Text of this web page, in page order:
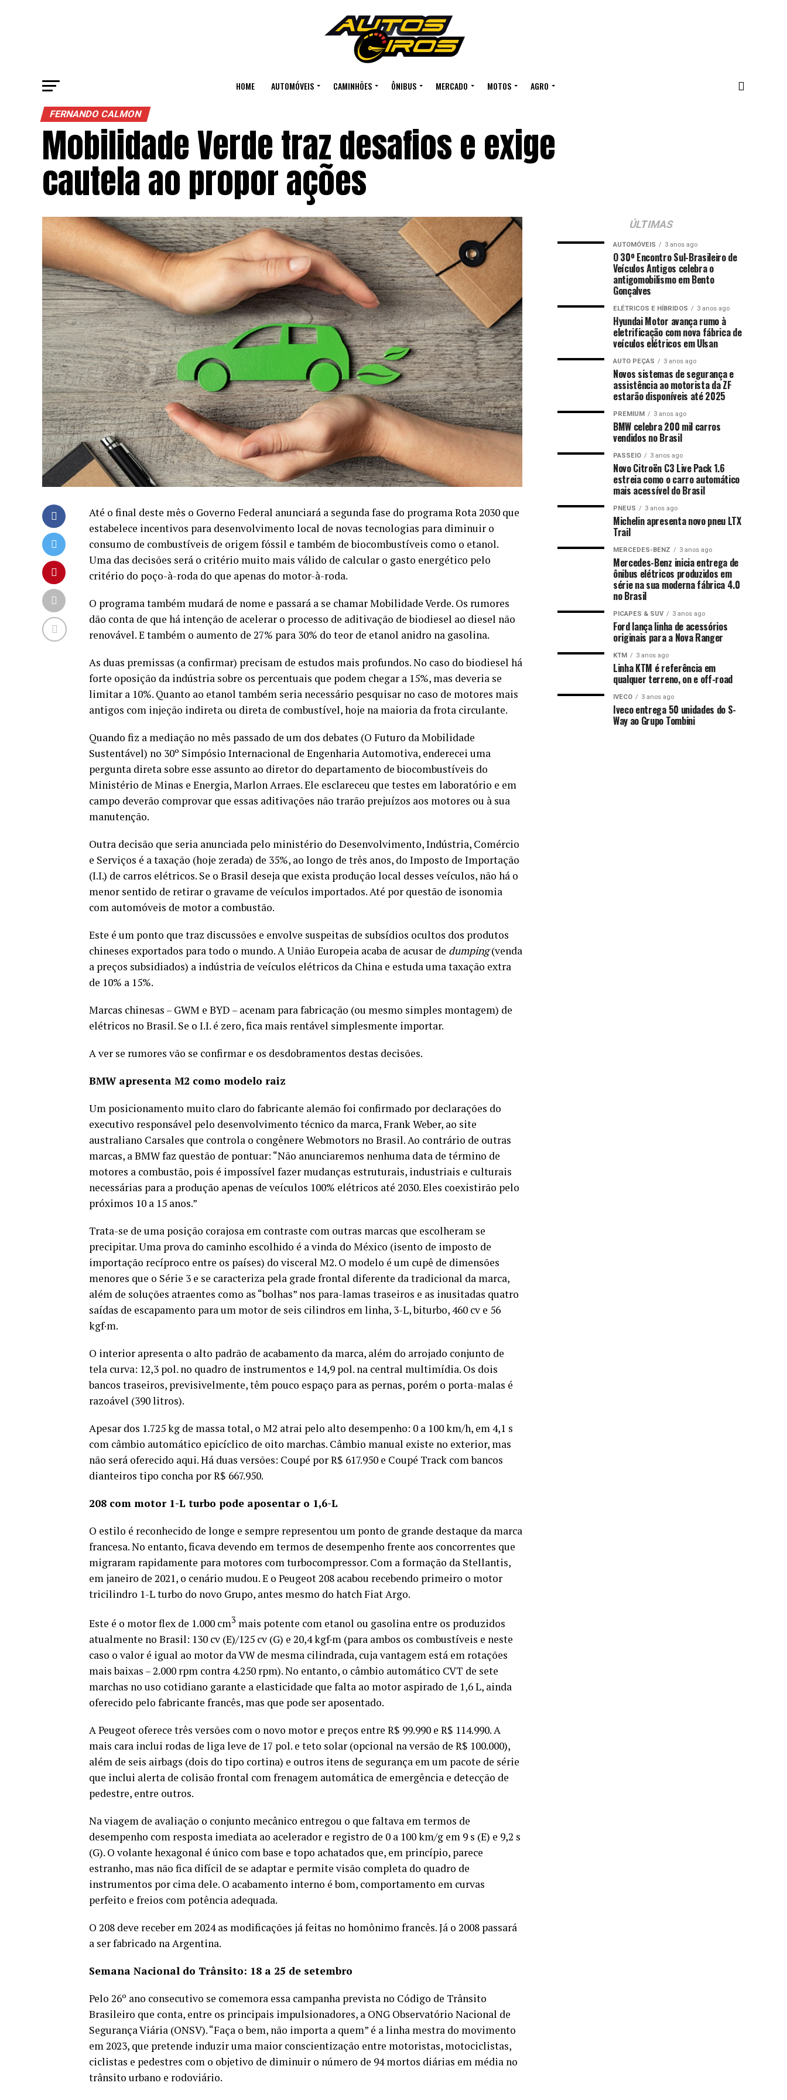
HOME AUTOMÓVEIS CAMINHÕES ÔNIBUS MERCADO MOTOS AGRO
FERNANDO CALMON
Mobilidade Verde traz desafios e exige
cautela ao propor ações
Até o final deste mês o Governo Federal anunciará a segunda fase do programa Rota 2030 que
estabelece incentivos para desenvolvimento local de novas tecnologias para diminuir o
consumo de combustíveis de origem fóssil e também de biocombustíveis como o etanol.
Uma das decisões será o critério muito mais válido de calcular o gasto energético pelo
critério do poço-à-roda do que apenas do motor-à-roda.
O programa também mudará de nome e passará a se chamar Mobilidade Verde. Os rumores
dão conta de que há intenção de acelerar o processo de aditivação de biodiesel ao diesel não
renovável. E também o aumento de 27% para 30% do teor de etanol anidro na gasolina.
As duas premissas (a confirmar) precisam de estudos mais profundos. No caso do biodiesel há
forte oposição da indústria sobre os percentuais que podem chegar a 15%, mas deveria se
limitar a 10%. Quanto ao etanol também seria necessário pesquisar no caso de motores mais
antigos com injeção indireta ou direta de combustível, hoje na maioria da frota circulante.
Quando fiz a mediação no mês passado de um dos debates (O Futuro da Mobilidade
Sustentável) no 30º Simpósio Internacional de Engenharia Automotiva, enderecei uma
pergunta direta sobre esse assunto ao diretor do departamento de biocombustíveis do
Ministério de Minas e Energia, Marlon Arraes. Ele esclareceu que testes em laboratório e em
campo deverão comprovar que essas aditivações não trarão prejuízos aos motores ou à sua
manutenção.
Outra decisão que seria anunciada pelo ministério do Desenvolvimento, Indústria, Comércio
e Serviços é a taxação (hoje zerada) de 35%, ao longo de três anos, do Imposto de Importação
(I.I.) de carros elétricos. Se o Brasil deseja que exista produção local desses veículos, não há o
menor sentido de retirar o gravame de veículos importados. Até por questão de isonomia
com automóveis de motor a combustão.
Este é um ponto que traz discussões e envolve suspeitas de subsídios ocultos dos produtos
chineses exportados para todo o mundo. A União Europeia acaba de acusar de dumping(venda
a preços subsidiados) a indústria de veículos elétricos da China e estuda uma taxação extra
de 10% a 15%.
Marcas chinesas – GWM e BYD – acenam para fabricação (ou mesmo simples montagem) de
elétricos no Brasil. Se o I.I. é zero, fica mais rentável simplesmente importar.
A ver se rumores vão se confirmar e os desdobramentos destas decisões.
BMW apresenta M2 como modelo raiz
Um posicionamento muito claro do fabricante alemão foi confirmado por declarações do
executivo responsável pelo desenvolvimento técnico da marca, Frank Weber, ao site
australiano Carsales que controla o congênere Webmotors no Brasil. Ao contrário de outras
marcas, a BMW faz questão de pontuar: “Não anunciaremos nenhuma data de término de
motores a combustão, pois é impossível fazer mudanças estruturais, industriais e culturais
necessárias para a produção apenas de veículos 100% elétricos até 2030. Eles coexistirão pelo
próximos 10 a 15 anos.”
Trata-se de uma posição corajosa em contraste com outras marcas que escolheram se
precipitar. Uma prova do caminho escolhido é a vinda do México (isento de imposto de
importação recíproco entre os países) do visceral M2. O modelo é um cupê de dimensões
menores que o Série 3 e se caracteriza pela grade frontal diferente da tradicional da marca,
além de soluções atraentes como as “bolhas” nos para-lamas traseiros e as inusitadas quatro
saídas de escapamento para um motor de seis cilindros em linha, 3-L, biturbo, 460 cv e 56
kgf·m.
O interior apresenta o alto padrão de acabamento da marca, além do arrojado conjunto de
tela curva: 12,3 pol. no quadro de instrumentos e 14,9 pol. na central multimídia. Os dois
bancos traseiros, previsivelmente, têm pouco espaço para as pernas, porém o porta-malas é
razoável (390 litros).
Apesar dos 1.725 kg de massa total, o M2 atrai pelo alto desempenho: 0 a 100 km/h, em 4,1 s
com câmbio automático epicíclico de oito marchas. Câmbio manual existe no exterior, mas
não será oferecido aqui. Há duas versões: Coupé por R$ 617.950 e Coupé Track com bancos
dianteiros tipo concha por R$ 667.950.
208 com motor 1-L turbo pode aposentar o 1,6-L
O estilo é reconhecido de longe e sempre representou um ponto de grande destaque da marca
francesa. No entanto, ficava devendo em termos de desempenho frente aos concorrentes que
migraram rapidamente para motores com turbocompressor. Com a formação da Stellantis,
em janeiro de 2021, o cenário mudou. E o Peugeot 208 acabou recebendo primeiro o motor
tricilindro 1-L turbo do novo Grupo, antes mesmo do hatch Fiat Argo.
Este é o motor flex de 1.000 cm3 mais potente com etanol ou gasolina entre os produzidos
atualmente no Brasil: 130 cv (E)/125 cv (G) e 20,4 kgf·m (para ambos os combustíveis e neste
caso o valor é igual ao motor da VW de mesma cilindrada, cuja vantagem está em rotações
mais baixas – 2.000 rpm contra 4.250 rpm). No entanto, o câmbio automático CVT de sete
marchas no uso cotidiano garante a elasticidade que falta ao motor aspirado de 1,6 L, ainda
oferecido pelo fabricante francês, mas que pode ser aposentado.
A Peugeot oferece três versões com o novo motor e preços entre R$ 99.990 e R$ 114.990. A
mais cara inclui rodas de liga leve de 17 pol. e teto solar (opcional na versão de R$ 100.000),
além de seis airbags (dois do tipo cortina) e outros itens de segurança em um pacote de série
que inclui alerta de colisão frontal com frenagem automática de emergência e detecção de
pedestre, entre outros.
Na viagem de avaliação o conjunto mecânico entregou o que faltava em termos de
desempenho com resposta imediata ao acelerador e registro de 0 a 100 km/g em 9 s (E) e 9,2 s
(G). O volante hexagonal é único com base e topo achatados que, em princípio, parece
estranho, mas não fica difícil de se adaptar e permite visão completa do quadro de
instrumentos por cima dele. O acabamento interno é bom, comportamento em curvas
perfeito e freios com potência adequada.
O 208 deve receber em 2024 as modificações já feitas no homônimo francês. Já o 2008 passará
a ser fabricado na Argentina.
Semana Nacional do Trânsito: 18 a 25 de setembro
Pelo 26º ano consecutivo se comemora essa campanha prevista no Código de Trânsito
Brasileiro que conta, entre os principais impulsionadores, a ONG Observatório Nacional de
Segurança Viária (ONSV). “Faça o bem, não importa a quem” é a linha mestra do movimento
em 2023, que pretende induzir uma maior conscientização entre motoristas, motociclistas,
ciclistas e pedestres com o objetivo de diminuir o número de 94 mortos diárias em média no
trânsito urbano e rodoviário.
ÚLTIMAS
AUTOMÓVEIS 3 anos ago
O 30º Encontro Sul-Brasileiro de
Veículos Antigos celebra o
antigomobilismo em Bento
Gonçalves
ELÉTRICOS E HÍBRIDOS 3 anos ago
Hyundai Motor avança rumo à
eletrificação com nova fábrica de
veículos elétricos em Ulsan
AUTO PEÇAS 3 anos ago
Novos sistemas de segurança e
assistência ao motorista da ZF
estarão disponíveis até 2025
PREMIUM 3 anos ago
BMW celebra 200 mil carros
vendidos no Brasil
PASSEIO 3 anos ago
Novo Citroën C3 Live Pack 1.6
estreia como o carro automático
mais acessível do Brasil
PNEUS 3 anos ago
Michelin apresenta novo pneu LTX
Trail
MERCEDES-BENZ 3 anos ago
Mercedes-Benz inicia entrega de
ônibus elétricos produzidos em
série na sua moderna fábrica 4.0
no Brasil
PICAPES & SUV 3 anos ago
Ford lança linha de acessórios
originais para a Nova Ranger
KTM 3 anos ago
Linha KTM é referência em
qualquer terreno, on e off-road
IVECO 3 anos ago
Iveco entrega 50 unidades do S-
Way ao Grupo Tombini